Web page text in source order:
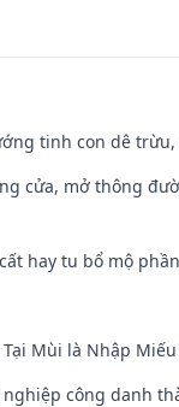
tinh con dê
cửa, mở thông
hay tu bổ mộ
Mùi là Nhập
công danh